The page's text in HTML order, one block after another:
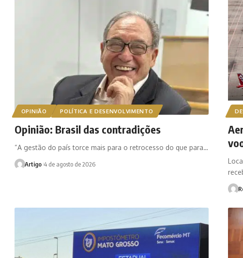
OPINIÃO POLÍTICA E DESENVOLVIMENTO
Opinião: Brasil das contradições
“A gestão do país torce mais para o retrocesso do que para…
Artigo 4 de agosto de 2026